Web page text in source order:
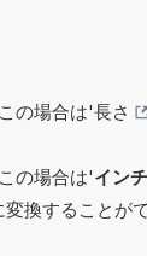
の場合は'長さ
の場合は'インチ
換することが